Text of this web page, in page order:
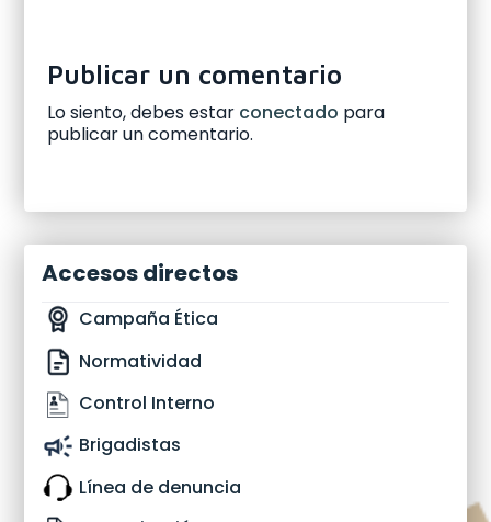
Publicar un comentario
Lo siento, debes estar conectado para
publicar un comentario.
Accesos directos
Campaña Ética
Normatividad
Control Interno
Brigadistas
Línea de denuncia